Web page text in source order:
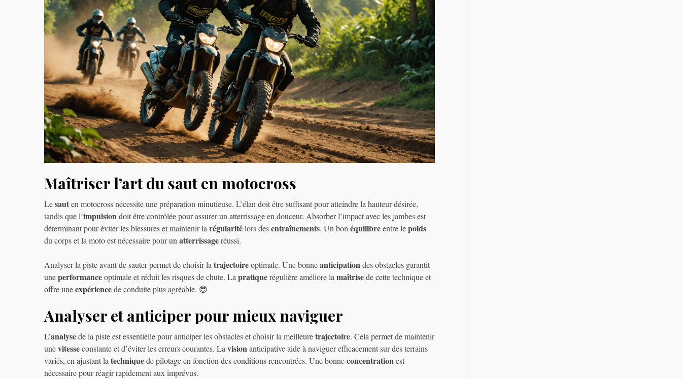
Maîtriser l’art du saut en motocross
Lesauten motocross nécessite une préparation minutieuse. L’élan doit être suffisant pour atteindre la hauteur désirée,
tandis que l’impulsiondoit être contrôlée pour assurer un atterrissage en douceur. Absorber l’impact avec les jambes est
déterminant pour éviter les blessures et maintenir larégularitélors desentraînements. Un bonéquilibreentre lepoids
du corps et la moto est nécessaire pour unatterrissageréussi.
Analyser la piste avant de sauter permet de choisir latrajectoireoptimale. Une bonneanticipationdes obstacles garantit
uneperformanceoptimale et réduit les risques de chute. Lapratiquerégulière améliore lamaîtrisede cette technique et
offre uneexpériencede conduite plus agréable. 😎
Analyser et anticiper pour mieux naviguer
L’analysede la piste est essentielle pour anticiper les obstacles et choisir la meilleuretrajectoire. Cela permet de maintenir
unevitesseconstante et d’éviter les erreurs courantes. Lavisionanticipative aide à naviguer efficacement sur des terrains
variés, en ajustant latechniquede pilotage en fonction des conditions rencontrées. Une bonneconcentrationest
nécessaire pour réagir rapidement aux imprévus.